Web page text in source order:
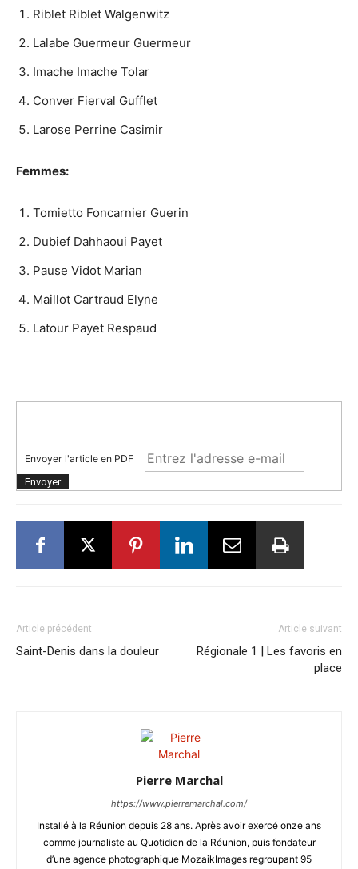
Riblet Riblet Walgenwitz
Lalabe Guermeur Guermeur
Imache Imache Tolar
Conver Fierval Gufflet
Larose Perrine Casimir
Femmes:
Tomietto Foncarnier Guerin
Dubief Dahhaoui Payet
Pause Vidot Marian
Maillot Cartraud Elyne
Latour Payet Respaud
Envoyer l'article en PDF
Article précédent
Saint-Denis dans la douleur
Article suivant
Régionale 1 | Les favoris en
place
Pierre Marchal
https://www.pierremarchal.com/
Installé à la Réunion depuis 28 ans. Après avoir exercé onze ans
comme journaliste au Quotidien de la Réunion, puis fondateur
d’une agence photographique MozaikImages regroupant 95